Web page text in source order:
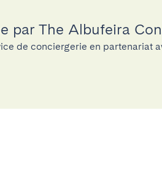
par The Albufeira
de conciergerie en partenariat